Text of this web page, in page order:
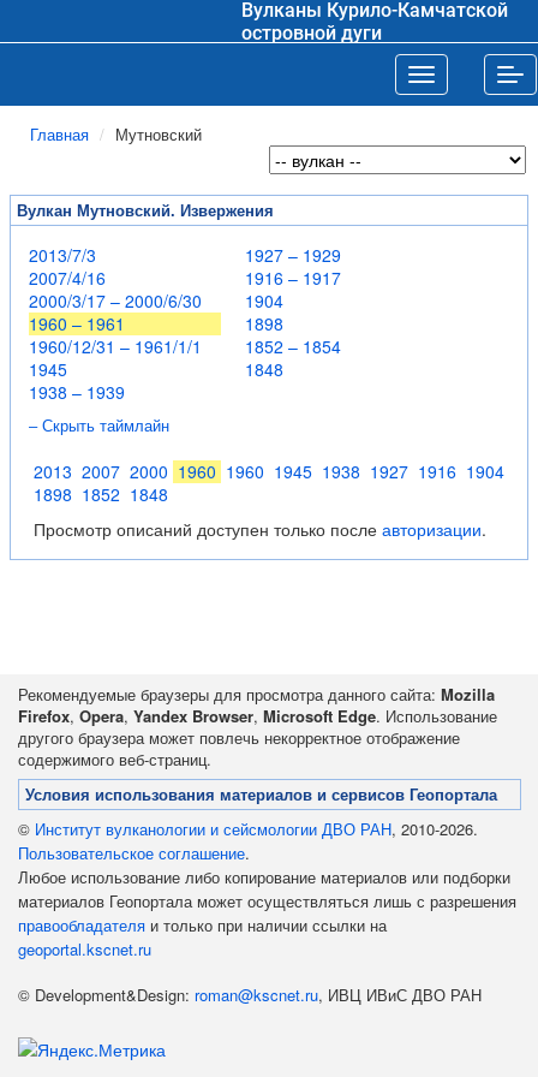
Вулканы Курило-Камчатской
островной дуги
Toggle
Главная Мутновский
Вулкан Мутновский. Извержения
2013/7/3
2007/4/16
2000/3/17 – 2000/6/30
1960 – 1961
1960/12/31 – 1961/1/1
1945
1938 – 1939
1927 – 1929
1916 – 1917
1904
1898
1852 – 1854
1848
– Скрыть таймлайн
2013 2007 2000 1960 1960 1945 1938 1927 1916 1904
1898 1852 1848
Просмотр описаний доступен только после авторизации.
Рекомендуемые браузеры для просмотра данного сайта: Mozilla
Firefox, Opera, Yandex Browser, Microsoft Edge. Использование
другого браузера может повлечь некорректное отображение
содержимого веб-страниц.
Условия использования материалов и сервисов Геопортала
© Институт вулканологии и сейсмологии ДВО РАН, 2010-2026.
Пользовательское соглашение.
Любое использование либо копирование материалов или подборки
материалов Геопортала может осуществляться лишь с разрешения
правообладателя и только при наличии ссылки на
geoportal.kscnet.ru
© Development&Design: roman@kscnet.ru, ИВЦ ИВиС ДВО РАН